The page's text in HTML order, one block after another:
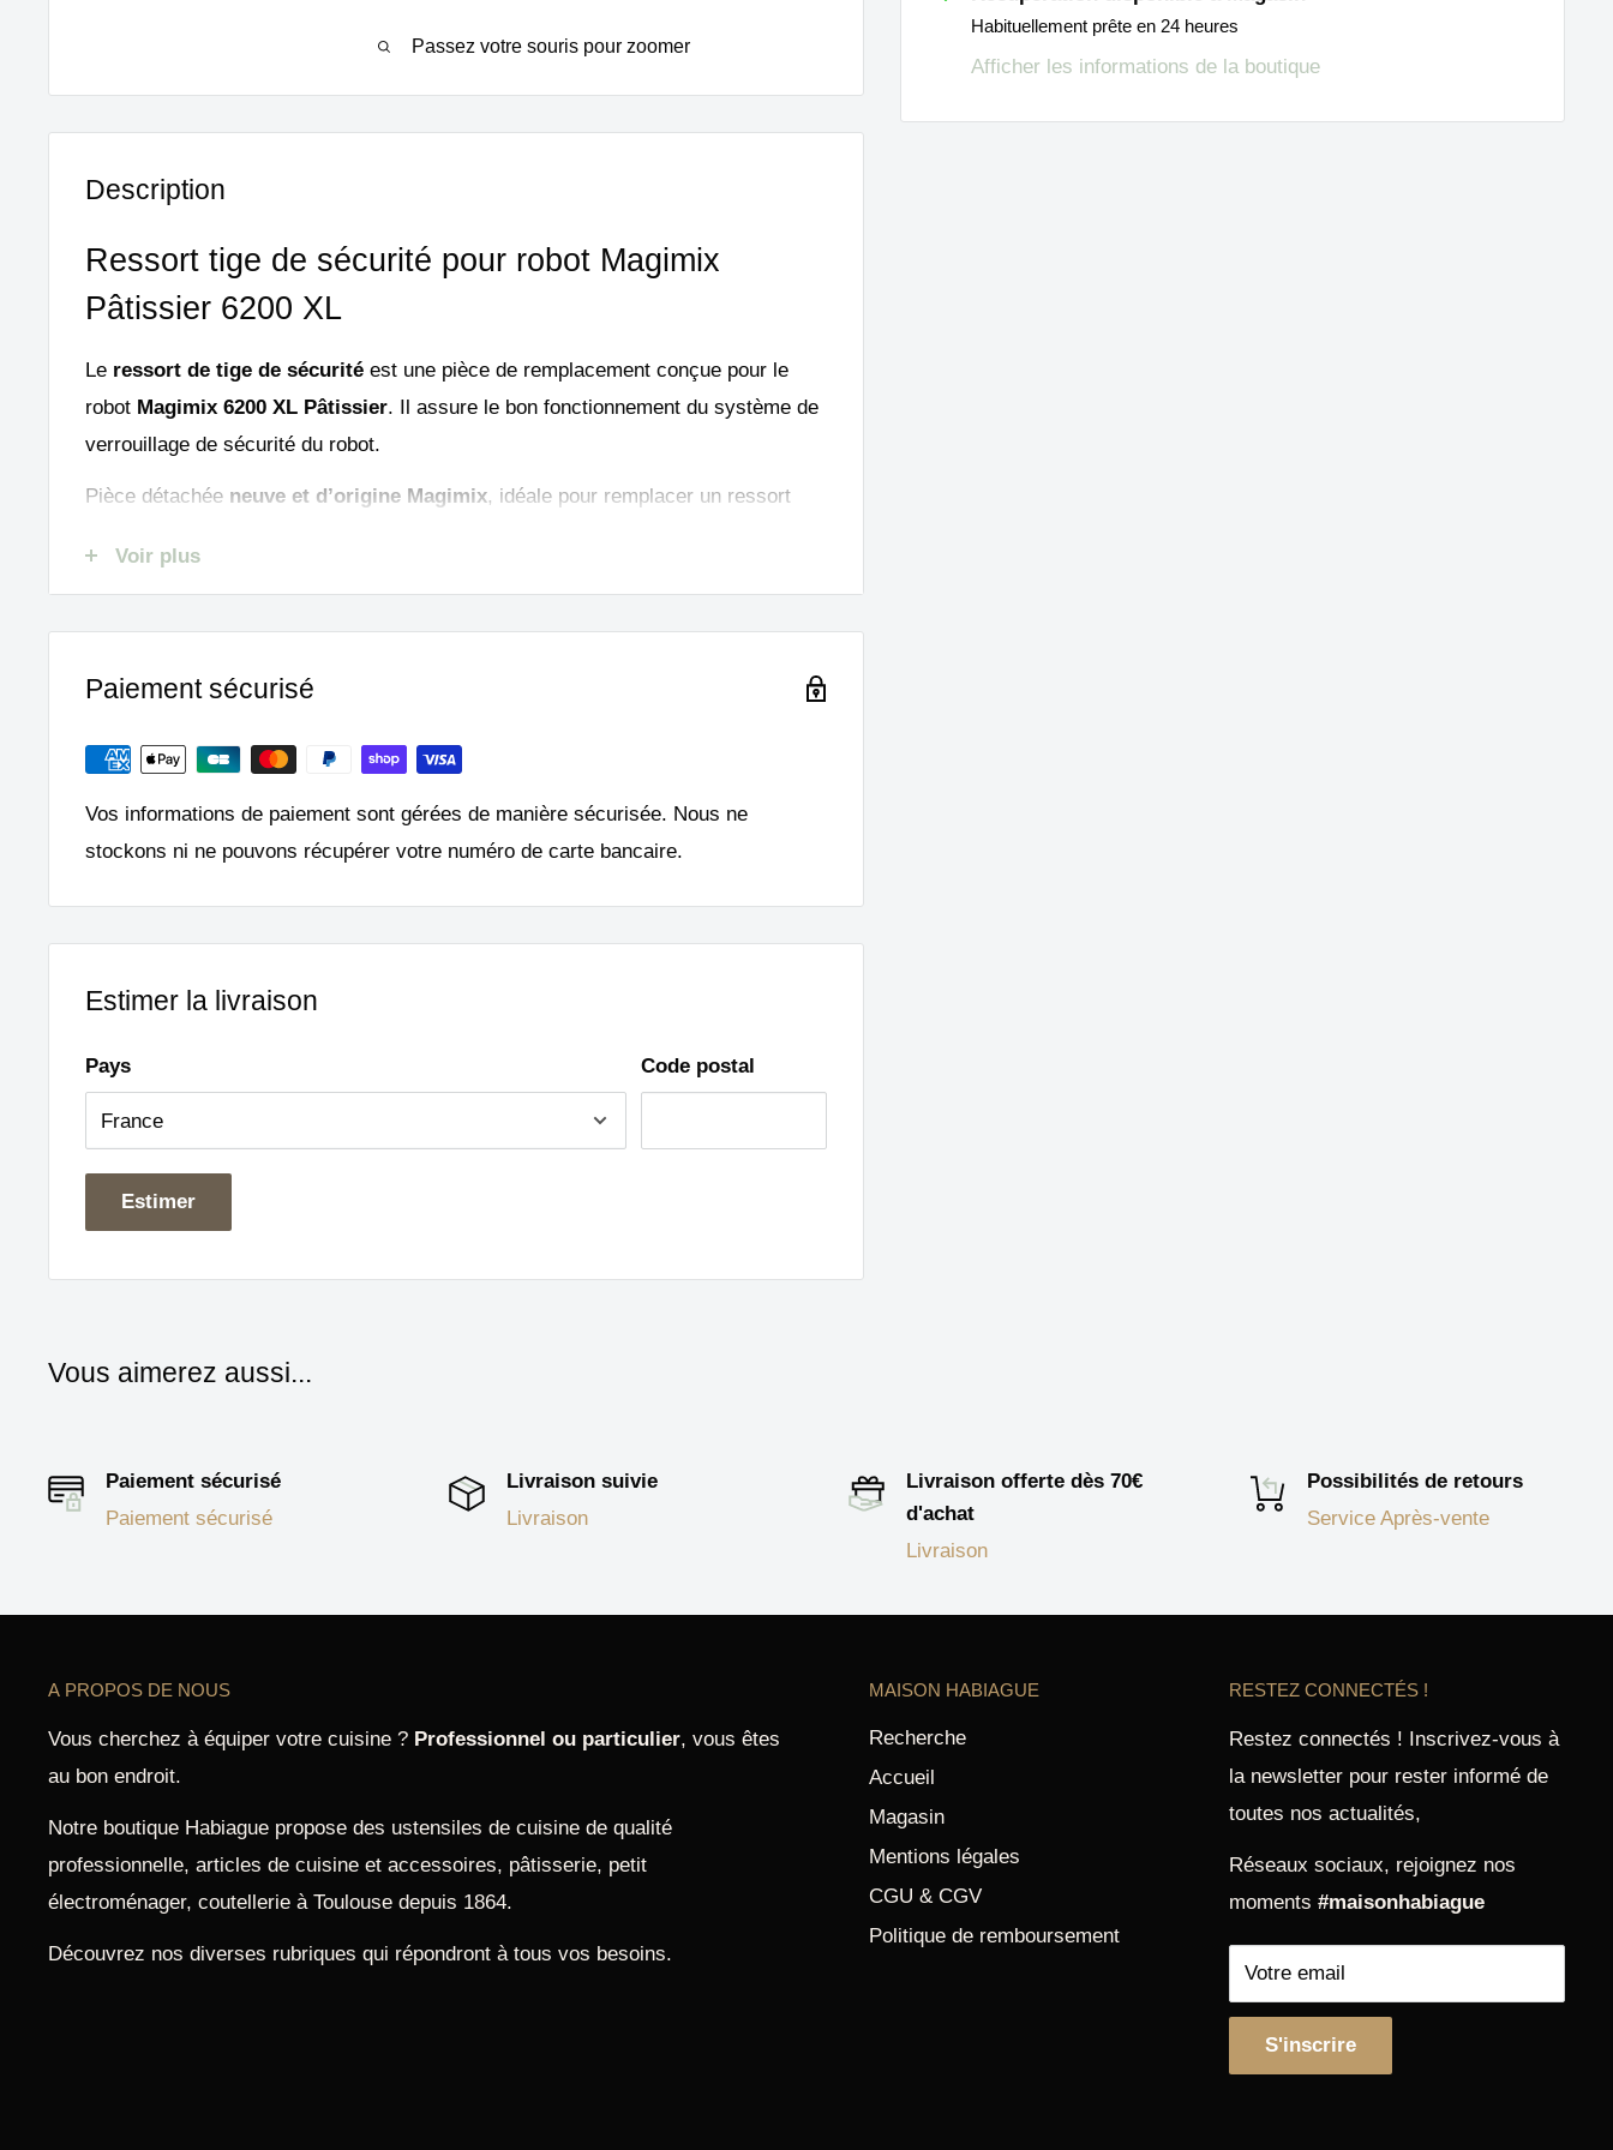
Passez votre souris pour zoomer
Habituellement prête en 24 heures
Afficher les informations de la boutique
Description
Ressort tige de sécurité pour robot Magimix
Pâtissier 6200 XL
Le ressort de tige de sécurité est une pièce de remplacement conçue pour le
robot Magimix 6200 XL Pâtissier. Il assure le bon fonctionnement du système de
verrouillage de sécurité du robot.
Pièce détachée neuve et d’origine Magimix, idéale pour remplacer un ressort
Magimix Pâtissier 6200 XL
Caractéristiques techniques
Type : Ressort de sécurité pour tige
Voir plus
Paiement sécurisé
Vos informations de paiement sont gérées de manière sécurisée. Nous ne
stockons ni ne pouvons récupérer votre numéro de carte bancaire.
Estimer la livraison
Pays Code postal
Estimer
Vous aimerez aussi...
Paiement sécurisé
Paiement sécurisé
Livraison suivie
Livraison
Livraison offerte dès 70€
d'achat
Livraison
Possibilités de retours
Service Après-vente
A PROPOS DE NOUS
Vous cherchez à équiper votre cuisine ? Professionnel ou particulier, vous êtes
au bon endroit.
Notre boutique Habiague propose des ustensiles de cuisine de qualité
professionnelle, articles de cuisine et accessoires, pâtisserie, petit
électroménager, coutellerie à Toulouse depuis 1864.
Découvrez nos diverses rubriques qui répondront à tous vos besoins.
MAISON HABIAGUE
Recherche
Accueil
Magasin
Mentions légales
CGU & CGV
Politique de remboursement
RESTEZ CONNECTÉS !
Restez connectés ! Inscrivez-vous à
la newsletter pour rester informé de
toutes nos actualités,
Réseaux sociaux, rejoignez nos
moments #maisonhabiague
Votre email
S'inscrire